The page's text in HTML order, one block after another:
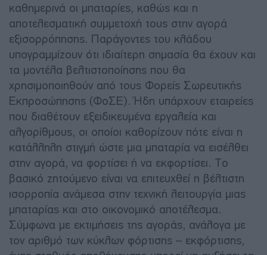
καθημερινά οι μπαταρίες, καθώς και η
αποτελεσματική συμμετοχή τους στην αγορά
εξισορρόπησης. Παράγοντες του κλάδου
υπογραμμίζουν ότι ιδιαίτερη σημασία θα έχουν και
τα μοντέλα βελτιστοποίησης που θα
χρησιμοποιηθούν από τους Φορείς Σωρευτικής
Εκπροσώπησης (ΦοΣΕ). Ήδη υπάρχουν εταιρείες
που διαθέτουν εξειδικευμένα εργαλεία και
αλγορίθμους, οι οποίοι καθορίζουν πότε είναι η
κατάλληλη στιγμή ώστε μια μπαταρία να εισέλθει
στην αγορά, να φορτίσει ή να εκφορτίσει. Το
βασικό ζητούμενο είναι να επιτευχθεί η βέλτιστη
ισορροπία ανάμεσα στην τεχνική λειτουργία μιας
μπαταρίας και στο οικονομικό αποτέλεσμα.
Σύμφωνα με εκτιμήσεις της αγοράς, ανάλογα με
τον αριθμό των κύκλων φόρτισης – εκφόρτισης,